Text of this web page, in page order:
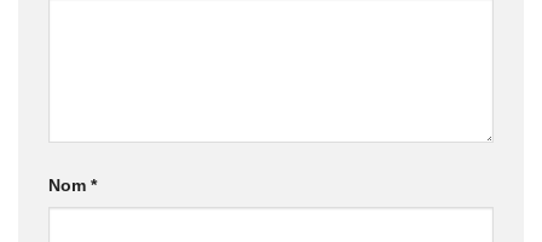
Nom *